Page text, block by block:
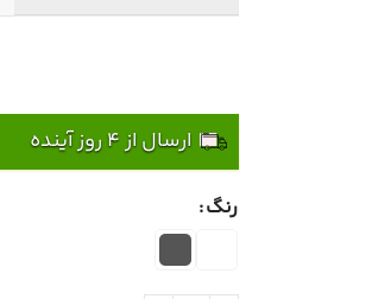
ارسال از 4 روز آینده
رنگ